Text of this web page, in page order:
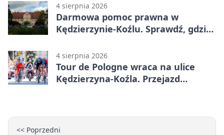
4 sierpnia 2026
Darmowa pomoc prawna w
Kędzierzynie-Koźlu. Sprawdź, gdzie
4 sierpnia 2026
Tour de Pologne wraca na ulice
Kędzierzyna-Koźla. Przejazd
<< Poprzedni